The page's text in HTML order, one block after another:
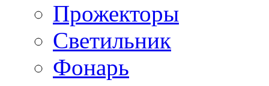
Прожекторы
Светильник
Фонарь